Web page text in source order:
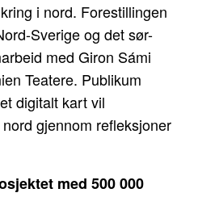
i nord. Forestillingen
Sverige og det sør-
med Giron Sámi
Teatere. Publikum
digitalt kart vil
gjennom refleksjoner
med 500 000